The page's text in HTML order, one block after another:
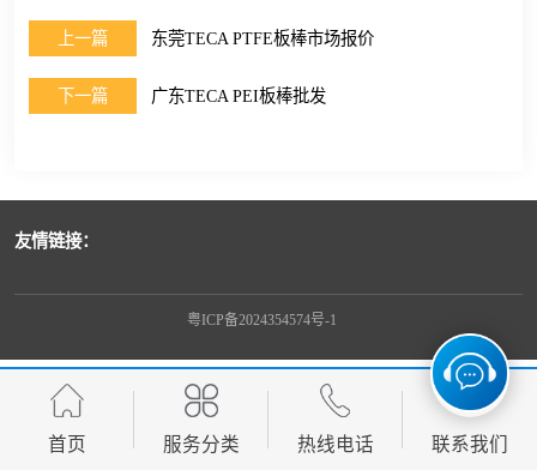
上一篇 东莞TECA PTFE板棒市场报价
下一篇 广东TECA PEI板棒批发
友情链接：
粤ICP备2024354574号-1
首页 服务分类 热线电话 联系我们